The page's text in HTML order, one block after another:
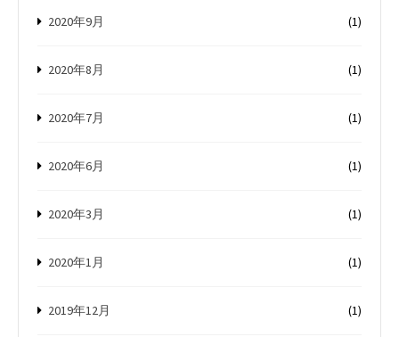
2020年9月 (1)
2020年8月 (1)
2020年7月 (1)
2020年6月 (1)
2020年3月 (1)
2020年1月 (1)
2019年12月 (1)